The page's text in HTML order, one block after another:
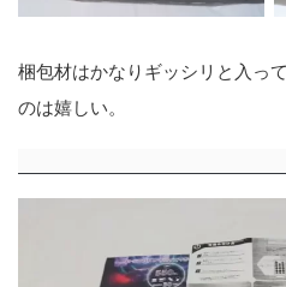
梱包材はかなりギッシリと入っ
のは嬉しい。